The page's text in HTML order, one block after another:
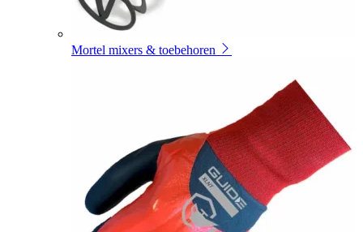
Mortel mixers & toebehoren